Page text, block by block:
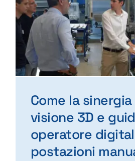
Come la
visione 3D e
operatore
postazioni